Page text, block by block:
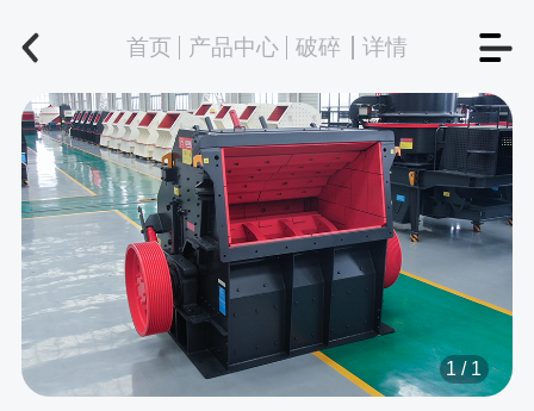
首页 产品中心 破碎 详情
1/ 1